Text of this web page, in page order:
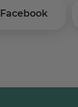
Facebook